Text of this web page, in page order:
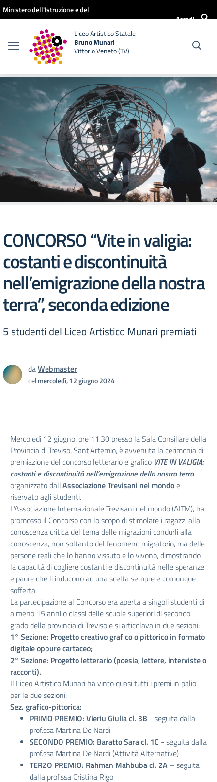
Vai ai contenuti
Vai al menu di navigazione
Vai al footer
Ministero dell'Istruzione e del
Accedi
Liceo Artistico Statale
Bruno Munari
Vittorio Veneto (TV)
CONCORSO “Vite in valigia:
costanti e discontinuità
nell’emigrazione della nostra
terra”, seconda edizione
5 studenti del Liceo Artistico Munari premiati
daWebmaster
delmercoledì, 12 giugno 2024
Mercoledì 12 giugno, ore 11.30 presso la Sala Consiliare della
Provincia di Treviso, Sant'Artemio, è avvenuta la cerimonia di
premiazione del concorso letterario e grafico VITE IN VALIGIA:
costanti e discontinuità nell’emigrazione della nostra terra
organizzato dall’Associazione Trevisani nel mondoe
riservato agli studenti.
L’Associazione Internazionale Trevisani nel mondo (AITM), ha
promosso il Concorso con lo scopo di stimolare i ragazzi alla
conoscenza critica del tema delle migrazioni condurli alla
conoscenza, non soltanto del fenomeno migratorio, ma delle
persone reali che lo hanno vissuto e lo vivono, dimostrando
la capacità di cogliere costanti e discontinuità nelle speranze
e paure che li inducono ad una scelta sempre e comunque
sofferta.
La partecipazione al Concorso era aperta a singoli studenti di
almeno 15 anni o classi delle scuole superiori di secondo
grado della provincia di Treviso e si articolava in due sezioni:
1° Sezione: Progetto creativo grafico o pittorico in formato
digitale oppure cartaceo;
2° Sezione: Progetto letterario (poesia, lettere, interviste o
racconti).
Il Liceo Artistico Munari ha vinto quasi tutti i premi in palio
per le due sezioni:
Sez. grafico-pittorica:
PRIMO PREMIO: Vieriu Giulia cl. 3B - seguita dalla
prof.ssa Martina De Nardi
SECONDO PREMIO: Baratto Sara cl. 1C - seguita dalla
prof.ssa Martina De Nardi (Attività Alternative)
TERZO PREMIO: Rahman Mahbuba cl. 2A – seguita
dalla prof.ssa Cristina Rigo